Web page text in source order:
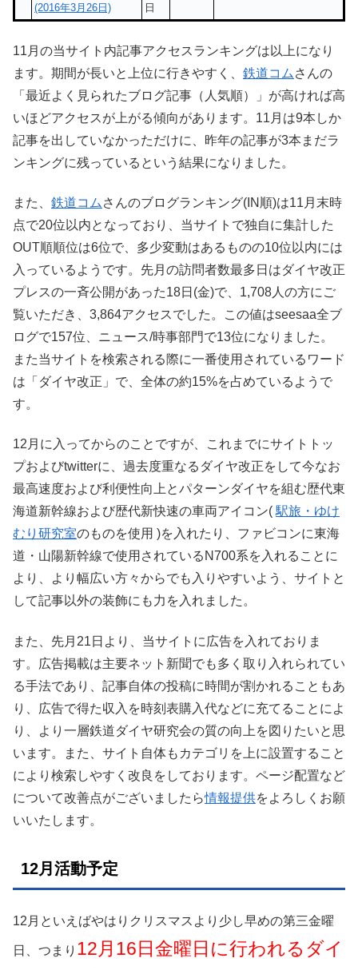
(2016年3月26日) 日
11月の当サイト内記事アクセスランキングは以上になり
ます。期間が長いと上位に行きやすく、 鉄道コム さんの
「最近よく見られたブログ記事（人気順）」が高ければ高
いほどアクセスが上がる傾向があります。11月は9本しか
記事を出していなかっただけに、昨年の記事が3本まだラ
ンキングに残っているという結果になりました。
また、 鉄道コム さんのブログランキング(IN順)は11月末時
点で20位以内となっており、当サイトで独自に集計した
OUT順順位は6位で、多少変動はあるものの10位以内には
入っているようです。先月の訪問者数最多日はダイヤ改正
プレスの一斉公開があった18日(金)で、1,708人の方にご
覧いただき、3,864アクセスでした。この値はseesaa全ブ
ログで157位、ニュース/時事部門で13位になりました。
また当サイトを検索される際に一番使用されているワード
は「ダイヤ改正」で、全体の約15%を占めているようで
す。
12月に入ってからのことですが、これまでにサイトトッ
プおよびtwitterに、過去度重なるダイヤ改正をして今なお
最高速度および利便性向上とパターンダイヤを組む歴代東
海道新幹線および歴代新快速の車両アイコン(駅旅・ゆけ
むり研究室のものを使用 )を入れたり、ファビコンに東海
道・山陽新幹線で使用されているN700系を入れることに
より、より幅広い方々からでも入りやすいよう、サイトと
して記事以外の装飾にも力を入れました。
また、先月21日より、当サイトに広告を入れておりま
す。広告掲載は主要ネット新聞でも多く取り入れられてい
る手法であり、記事自体の投稿に時間が割かれることもあ
り、広告で得た収入を時刻表購入代などに充てることによ
り、より一層鉄道ダイヤ研究会の質の向上を図りたいと思
います。また、サイト自体もカテゴリを上に設置すること
により検索しやすく改良をしております。ページ配置など
について改善点がございましたら情報提供をよろしくお願
いいたします。
12月活動予定
12月といえばやはりクリスマスより少し早めの第三金曜
日、つまり 12月16日金曜日に行われるダイ